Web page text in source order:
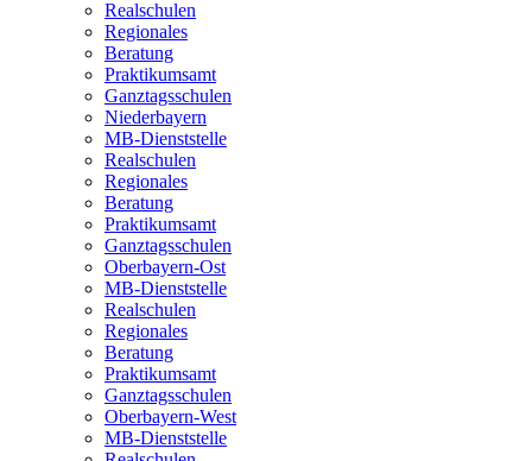
Realschulen
Regionales
Beratung
Praktikumsamt
Ganztagsschulen
Niederbayern
MB-Dienststelle
Realschulen
Regionales
Beratung
Praktikumsamt
Ganztagsschulen
Oberbayern-Ost
MB-Dienststelle
Realschulen
Regionales
Beratung
Praktikumsamt
Ganztagsschulen
Oberbayern-West
MB-Dienststelle